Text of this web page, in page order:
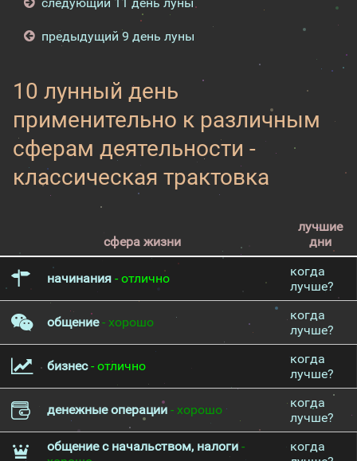
предыдущий 9 день луны
10 лунный день
применительно к различным
сферам деятельности -
классическая трактовка
сфера жизни
лучшие
дни
начинания - отлично
когда
лучше?
общение- хорошо
когда
лучше?
бизнес- отлично
когда
лучше?
денежные операции - хорошо
когда
лучше?
общение с начальством, налоги-
когда